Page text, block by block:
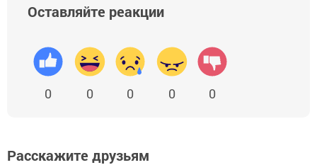
Оставляйте реакции
0 0 0 0 0
Расскажите друзьям